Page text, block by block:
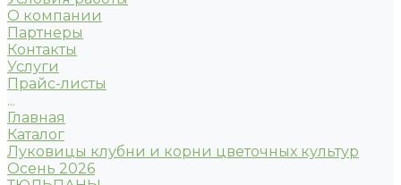
О компании
Партнеры
Контакты
Услуги
Прайс-листы
...
Главная
Каталог
Луковицы клубни и корни цветочных культур
Осень 2026